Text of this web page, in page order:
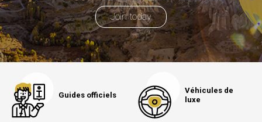
Join today
Guides officiels
Véhicules de
luxe